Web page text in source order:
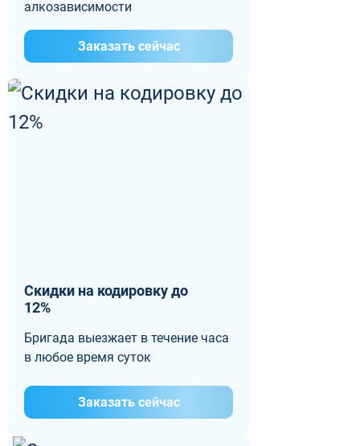
алкозависимости
Заказать сейчас
Скидки на кодировку до
12%
Бригада выезжает в течение часа
в любое время суток
Заказать сейчас